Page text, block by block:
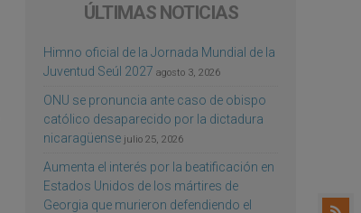
ÚLTIMAS NOTICIAS
Himno oficial de la Jornada Mundial de la
Juventud Seúl 2027 agosto 3, 2026
ONU se pronuncia ante caso de obispo
católico desaparecido por la dictadura
nicaragüense julio 25, 2026
Aumenta el interés por la beatificación en
Estados Unidos de los mártires de
Georgia que murieron defendiendo el